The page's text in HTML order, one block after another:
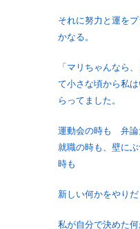
それに努力と運を
かなる。
「マリちゃんなら
て小さな頃から私
らってました。
運動会の時も 弁論
就職の時も、壁に
時も
新しい何かをやりだ
私が自分で決めた